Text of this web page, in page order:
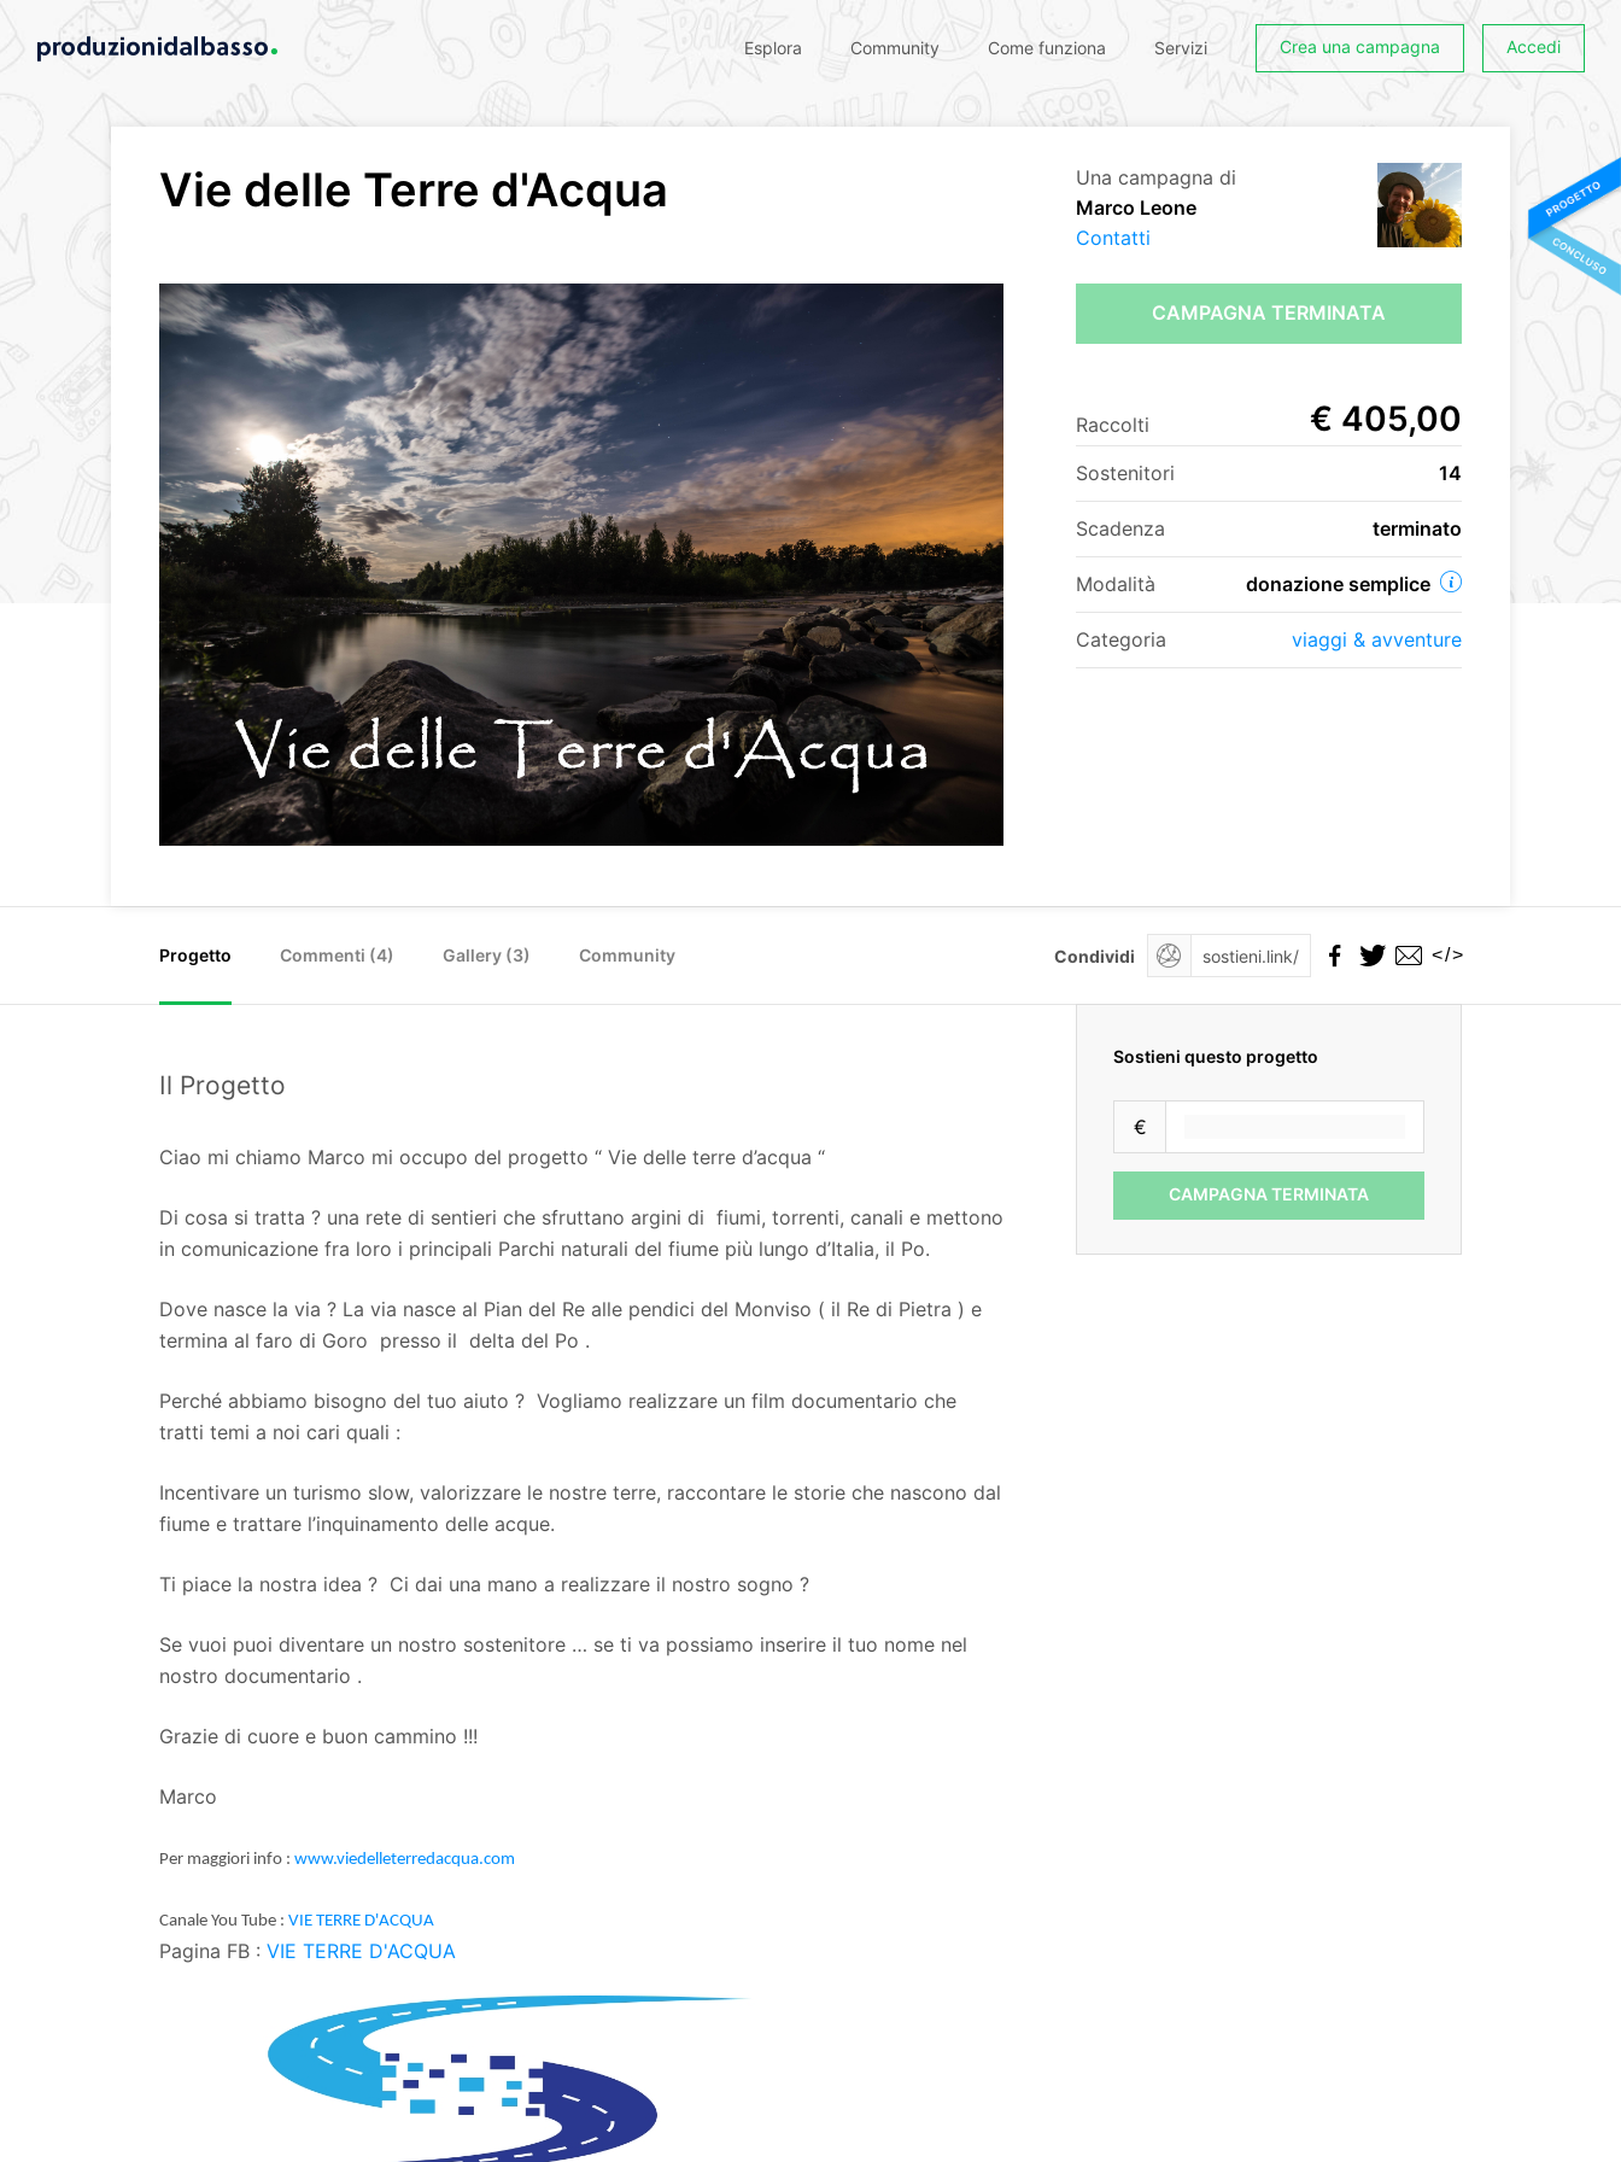
Esplora Community Come funziona Servizi Crea una campagna Accedi
Vie delle Terre d'Acqua
Una campagna di
Marco Leone
Contatti
CAMPAGNA TERMINATA
Raccolti € 405,00
Sostenitori 14
Scadenza terminato
Modalità donazione semplice
Categoria viaggi & avventure
Progetto Commenti (4) Gallery (3) Community Condividi </>
Il Progetto
Ciao mi chiamo Marco mi occupo del progetto “ Vie delle terre d’acqua “
Di cosa si tratta ? una rete di sentieri che sfruttano argini di fiumi, torrenti, canali e mettono
in comunicazione fra loro i principali Parchi naturali del fiume più lungo d’Italia, il Po.
Dove nasce la via ? La via nasce al Pian del Re alle pendici del Monviso ( il Re di Pietra ) e
termina al faro di Goro presso il delta del Po .
Perché abbiamo bisogno del tuo aiuto ? Vogliamo realizzare un film documentario che
tratti temi a noi cari quali :
Incentivare un turismo slow, valorizzare le nostre terre, raccontare le storie che nascono dal
fiume e trattare l’inquinamento delle acque.
Ti piace la nostra idea ? Ci dai una mano a realizzare il nostro sogno ?
Se vuoi puoi diventare un nostro sostenitore … se ti va possiamo inserire il tuo nome nel
nostro documentario .
Grazie di cuore e buon cammino !!!
Marco
Per maggiori info : www.viedelleterredacqua.com
Canale You Tube : VIE TERRE D'ACQUA
Pagina FB : VIE TERRE D'ACQUA
Sostieni questo progetto
€
CAMPAGNA TERMINATA